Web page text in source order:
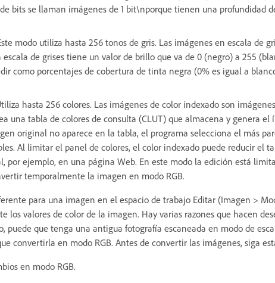
bits se llaman imágenes de 1 bit\nporque tienen una profundidad
modo utiliza hasta 256 tonos de gris. Las imágenes en escala de
de grises tiene un valor de brillo que va de 0 (negro) a 255
como porcentajes de cobertura de tinta negra (0% es igual a
hasta 256 colores. Las imágenes de color indexado son
una tabla de colores de consulta (CLUT) que almacena y genera el
original no aparece en la tabla, el programa selecciona el más
Al limitar el panel de colores, el color indexado puede reducir el
por ejemplo, en una página Web. En este modo la edición está
temporalmente la imagen en modo RGB.
para una imagen en el espacio de trabajo Editar (Imagen >
los valores de color de la imagen. Hay varias razones que hacen
puede que tenga una antigua fotografía escaneada en modo de
convertirla en modo RGB. Antes de convertir las imágenes, siga
en modo RGB.